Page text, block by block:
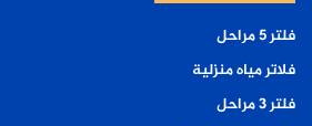
فلتر ٥ مراحل
فلاتر مياه منزلية
فلتر ٣ مراحل